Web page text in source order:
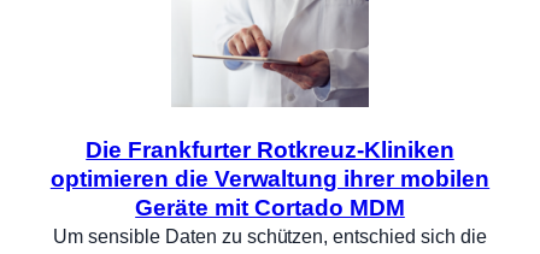
Die Frankfurter Rotkreuz-Kliniken
optimieren die Verwaltung ihrer mobilen
Geräte mit Cortado MDM
Um sensible Daten zu schützen, entschied sich die